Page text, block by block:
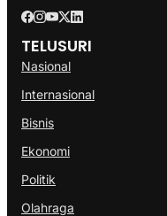
TELUSURI
Nasional
Internasional
Bisnis
Ekonomi
Politik
Olahraga